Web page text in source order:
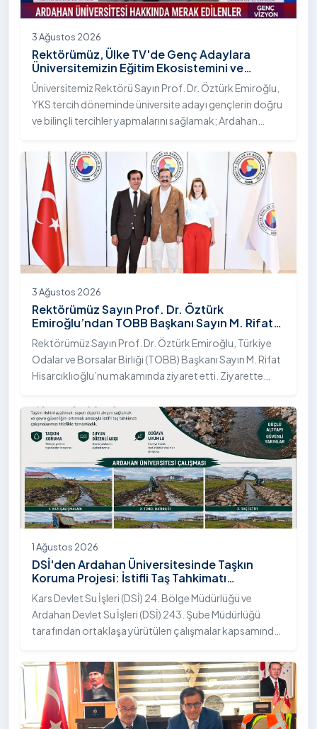
3 Ağustos 2026
Rektörümüz, Ülke TV'de Genç Adaylara
Üniversitemizin Eğitim Ekosistemini ve
Sunduğu Nitelikli İmkânları Anlattı
Üniversitemiz Rektörü Sayın Prof. Dr. Öztürk Emiroğlu,
YKS tercih döneminde üniversite adayı gençlerin doğru
ve bilinçli tercihler yapmalarını sağlamak; Ardahan
çeşitliliğini ve nitelikli imkânlarını aktarmak üzere Ülke TV
ekranlarında yayımlanan "Genç Vizyon" programına
canlı yayın konuğu olarak katıldı.
3 Ağustos 2026
Rektörümüz Sayın Prof. Dr. Öztürk
Emiroğlu’ndan TOBB Başkanı Sayın M. Rifat
Hisarcıklıoğlu’na Ziyaret
Rektörümüz Sayın Prof. Dr. Öztürk Emiroğlu, Türkiye
Odalar ve Borsalar Birliği (TOBB) Başkanı Sayın M. Rifat
Hisarcıklıoğlu’nu makamında ziyaret etti. Ziyarette
Emiroğlu Hanımefendi eşlik etti.
1 Ağustos 2026
DSİ'den Ardahan Üniversitesinde Taşkın
Koruma Projesi: İstifli Taş Tahkimatı
Çalışmaları Tamamlandı
Kars Devlet Su İşleri (DSİ) 24. Bölge Müdürlüğü ve
Ardahan Devlet Su İşleri (DSİ) 243. Şube Müdürlüğü
tarafından ortaklaşa yürütülen çalışmalar kapsamında,
"İstifli Taş Tahkimatı" projesi titizlikle tamamlandı.